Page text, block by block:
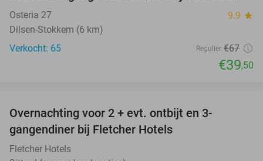
Osteria 27 9.9 star
Dilsen-Stokkem (6 km)
Verkocht: 65
Regulier €67
€39,50
Overnachting voor 2 + evt. ontbijt en 3-
gangendiner bij Fletcher Hotels
Fletcher Hotels